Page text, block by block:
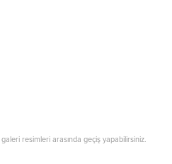
resimleri arasında geçiş yapabilirsiniz.